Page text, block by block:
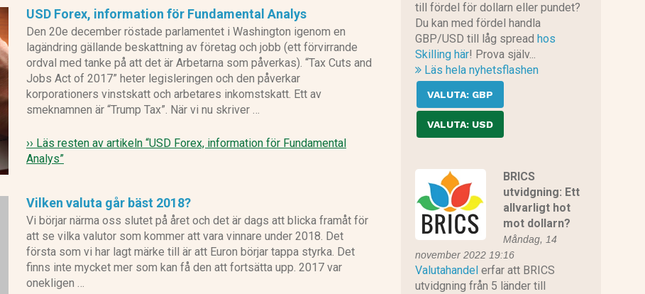
USD Forex, information för Fundamental Analys
Den 20e december röstade parlamentet i Washington igenom en
lagändring gällande beskattning av företag och jobb (ett förvirrande
ordval med tanke på att det är Arbetarna som påverkas). “Tax Cuts and
Jobs Act of 2017” heter legisleringen och den påverkar
korporationers vinstskatt och arbetares inkomstskatt. Ett av
smeknamnen är “Trump Tax”. När vi nu skriver …
›› Läs resten av artikeln “USD Forex, information för Fundamental
Analys”
Vilken valuta går bäst 2018?
Vi börjar närma oss slutet på året och det är dags att blicka framåt för
att se vilka valutor som kommer att vara vinnare under 2018. Det
första som vi har lagt märke till är att Euron börjar tappa styrka. Det
finns inte mycket mer som kan få den att fortsätta upp. 2017 var
onekligen …
till fördel för dollarn eller pundet?
Du kan med fördel handla
GBP/USD till låg spread hos
Skilling här! Prova själv...
Läs hela nyhetsflashen
VALUTA: GBP
VALUTA: USD
BRICS
utvidgning: Ett
allvarligt hot
mot dollarn?
Måndag, 14
november 2022 19:16
Valutahandel erfar att BRICS
utvidgning från 5 länder till